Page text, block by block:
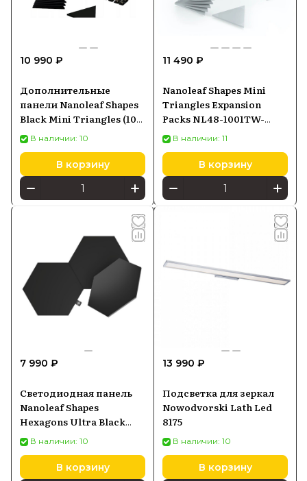
10 990 ₽
Дополнительные
панели Nanoleaf Shapes
Black Mini Triangles (10
световых панелей)
NANNL481101TW10PK
В наличии: 10
В корзину
11 490 ₽
Nanoleaf Shapes Mini
Triangles Expansion
Packs NL48-1001TW-
10PKВ наличии: 11
В корзину
7 990 ₽
Светодиодная панель
Nanoleaf Shapes
Hexagons Ultra Black
Expansion Pack (3
панели) NL42-0101HX-
В наличии: 10
В корзину
13 990 ₽
Подсветка для зеркал
Nowodvorski Lath Led
8175
В наличии: 10
В корзину